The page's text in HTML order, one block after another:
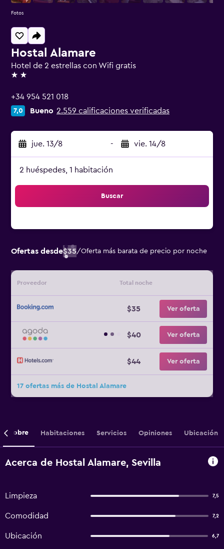
Hostal Alamare
Hotel de 2 estrellas con Wifi gratis
2 estrellas
+34 954 521 018
7,0 Bueno 2.559 calificaciones verificadas
jue. 13/8 - vie. 14/8
2 huéspedes, 1 habitación
Buscar
Ofertas desde$35/Oferta más barata de precio por noche
Proveedor Total noche
$35 Ver oferta
$40 Ver oferta
$44 Ver oferta
17 ofertas más de Hostal Alamare
Fotos
Sobre Habitaciones Servicios Opiniones Ubicación
Acerca de Hostal Alamare, Sevilla
Limpieza 7,5
Comodidad 7,2
Ubicación 6,7